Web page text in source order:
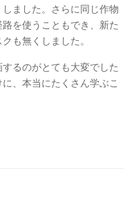
ました。さらに同じ作物
を使うこともでき、新た
も無くしました。
るのがとても大変でした
、本当にたくさん学ぶこ